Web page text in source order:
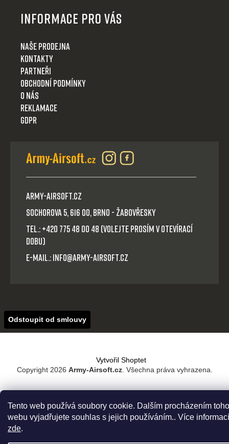
Tento web používá soubory cookie. Dalším procházením
webu vyjadřujete souhlas s jejich používáním.. Více informací
zde.
Informace pro Vás
Naše prodejna
Kontakty
Partneři
Obchodní podmínky
O nás
Reklamace
GDPR
Army-Airsoft.cz
Sochorova 5, 616 00, Brno - Žabovřesky
Tel.: +420 775 48 00 48 (volejte prosím v otevírací
dobu)
E-mail.: info@army-airsoft.cz
Odstoupit od smlouvy
Vytvořil Shoptet
Copyright 2026 Army-Airsoft.cz. Všechna práva vyhrazena.